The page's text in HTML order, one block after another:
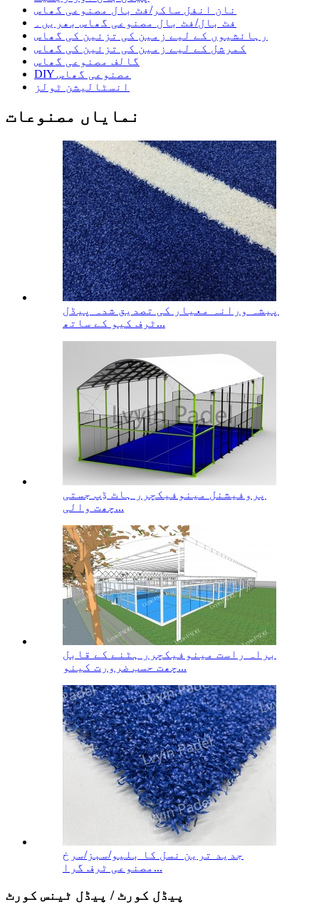
نان انفل ساکر/فٹ بال مصنوعی گھاس
فٹ بال/فٹ بال مصنوعی گھاس بھریں۔
رہائشیوں کے لیے زمین کی تزئین کی گھاس
کمرشل کے لیے زمین کی تزئین کی گھاس
گالف مصنوعی گھاس
DIY مصنوعی گھاس
انسٹالیشن ٹولز
نمایاں مصنوعات
پیشہ ورانہ معیار کی تصدیق شدہ پیڈل
ٹرف کیو کے ساتھ...
پروفیشنل مینوفیکچرر ہاٹ ڈِپ جستی
چھت والی...
براہ راست مینوفیکچرر ہٹنے کے قابل
چھت حسب ضرورت کینو...
جدید ترین نسل کا بلیو/سبز/سرخ
مصنوعی ٹرف گرا...
پیڈل کورٹ / پیڈل ٹینس کورٹ